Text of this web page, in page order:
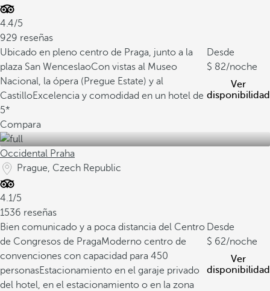
4.4/5
929 reseñas
Ubicado en pleno centro de Praga, junto a la
plaza San WenceslaoCon vistas al Museo
Nacional, la ópera (Pregue Estate) y al
CastilloExcelencia y comodidad en un hotel de
5*
Desde
82/noche
Ver
disponibilidad
Compara
Occidental Praha
Prague, Czech Republic
4.1/5
1536 reseñas
Bien comunicado y a poca distancia del Centro
de Congresos de PragaModerno centro de
convenciones con capacidad para 450
personasEstacionamiento en el garaje privado
del hotel, en el estacionamiento o en la zona
Desde
62/noche
Ver
disponibilidad